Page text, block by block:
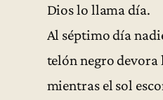
Dios lo llama día.
Al séptimo día
telón negro devora
mientras el sol